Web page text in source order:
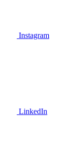
Instagram
LinkedIn